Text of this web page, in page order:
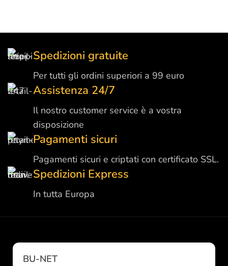
Spedizioni gratuite
Per tutti gli ordini superiori a 99 euro
Assistenza 24/7
Il nostro customer service è a vostra
disposizione
Pagamenti sicuri
Pagamenti sicuri e criptati con certificato SSL.
Spedizioni Express
In tutta Europa
BU-NET